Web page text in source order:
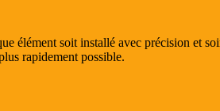
élément soit installé avec précision et
rapidement possible.